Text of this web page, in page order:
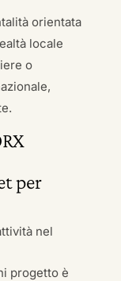
orientata
locale
o
per
nel
progetto è